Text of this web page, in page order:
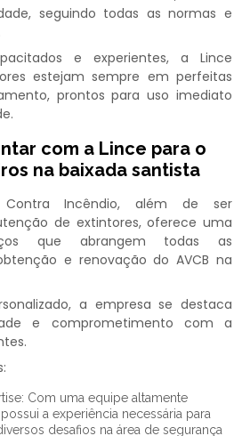
seguindo todas as normas e
e experientes, a Lince
estejam sempre em perfeitas
prontos para uso imediato
com a Lince para o
na baixada santista
Contra Incêndio, além de ser
de extintores, oferece uma
que abrangem todas as
e renovação do AVCB na
a empresa se destaca
e comprometimento com a
a experiência necessária para
desafios na área de segurança